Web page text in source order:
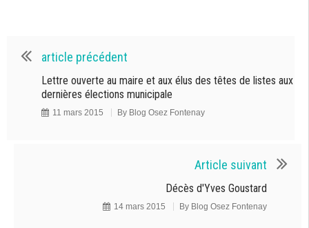
article précédent
Lettre ouverte au maire et aux élus des têtes de listes aux
dernières élections municipale
11 mars 2015 By Blog Osez Fontenay
Article suivant
Décès d'Yves Goustard
14 mars 2015 By Blog Osez Fontenay